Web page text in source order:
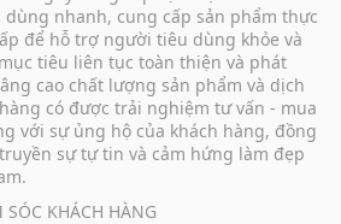
nhanh, cung cấp sản phẩm thực
để hỗ trợ người tiêu dùng khỏe và
tiêu liên tục toàn thiện và phát
cao chất lượng sản phẩm và dịch
có được trải nghiệm tư vấn - mua
với sự ủng hộ của khách hàng, đồng
sự tự tin và cảm hứng làm đẹp
KHÁCH HÀNG